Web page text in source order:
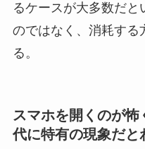
るケースが大多数だ
のではなく、消耗する
る。
スマホを開くのが
代に特有の現象だと